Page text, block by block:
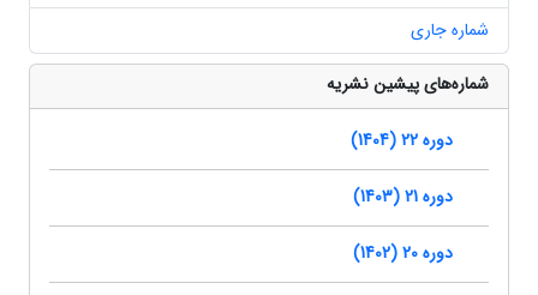
شماره جاری
شماره‌های پیشین نشریه
دوره 22 (1404)
دوره 21 (1403)
دوره 20 (1402)